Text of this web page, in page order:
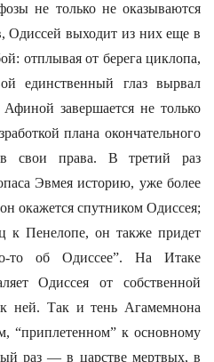
не только не оказываются
выходит из них еще в
отплывая от берега циклопа,
единственный глаз вырвал
завершается не только
плана окончательного
в свои права. В третий раз
Эвмея историю, уже более
окажется спутником Одиссея;
к Пенелопе, он также придет
то об Одиссее”. На Итаке
Одиссея от собственной
ней. Так и тень Агамемнона
“приплетенном” к основному
раз — в царстве мертвых, в